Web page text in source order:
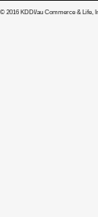
© 2016 KDDI/au Commerce & Life,